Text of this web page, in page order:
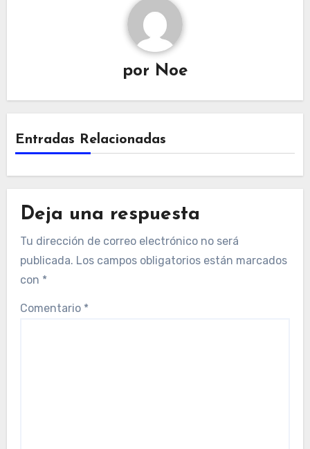
por Noe
Entradas Relacionadas
Deja una respuesta
Tu dirección de correo electrónico no será
publicada. Los campos obligatorios están marcados
con *
Comentario *